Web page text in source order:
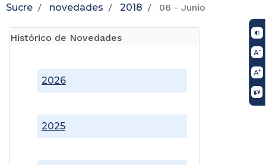
Sucre novedades 2018 06 - Junio
Histórico de Novedades
2025
2026